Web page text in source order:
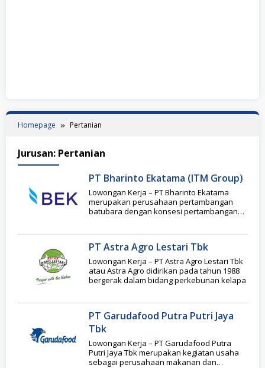
Homepage Pertanian
Jurusan: Pertanian
PT Bharinto Ekatama (ITM Group)
Lowongan Kerja – PT Bharinto Ekatama
merupakan perusahaan pertambangan
batubara dengan konsesi pertambangan
PT Astra Agro Lestari Tbk
Lowongan Kerja – PT Astra Agro Lestari Tbk
atau Astra Agro didirikan pada tahun 1988
bergerak dalam bidang perkebunan kelapa
PT Garudafood Putra Putri Jaya
Tbk
Lowongan Kerja – PT Garudafood Putra
Putri Jaya Tbk merupakan kegiatan usaha
sebagai perusahaan makanan dan